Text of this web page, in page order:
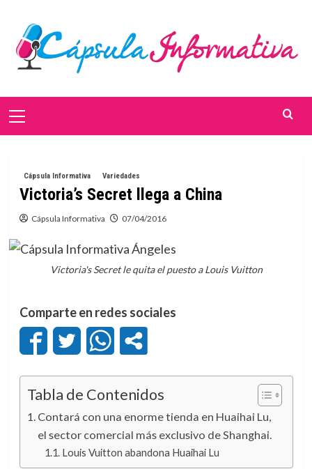
contenido
Menú
Cápsula Informativa Variedades
Victoria’s Secret llega a China
Cápsula Informativa 07/04/2016
Victoria's Secret le quita el puesto a Louis Vuitton
Comparte en redes sociales
Tabla de Contenidos
Contará con una enorme tienda en Huaihai Lu,
el sector comercial más exclusivo de Shanghai.
Louis Vuitton abandona Huaihai Lu